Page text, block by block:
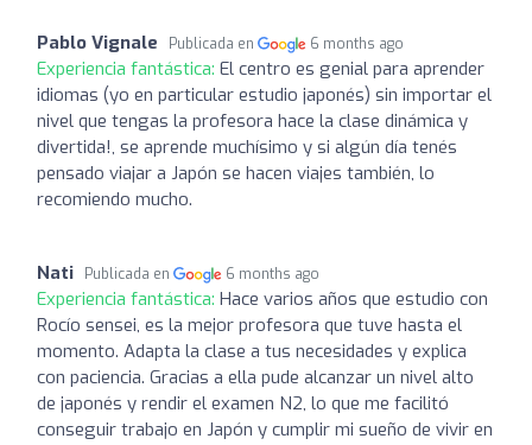
Pablo Vignale Publicada en 6 months ago
Experiencia fantástica: El centro es genial para aprender
idiomas (yo en particular estudio japonés) sin importar el
nivel que tengas la profesora hace la clase dinámica y
divertida!, se aprende muchísimo y si algún día tenés
pensado viajar a Japón se hacen viajes también, lo
recomiendo mucho.
Nati Publicada en 6 months ago
Experiencia fantástica: Hace varios años que estudio con
Rocío sensei, es la mejor profesora que tuve hasta el
momento. Adapta la clase a tus necesidades y explica
con paciencia. Gracias a ella pude alcanzar un nivel alto
de japonés y rendir el examen N2, lo que me facilitó
conseguir trabajo en Japón y cumplir mi sueño de vivir en